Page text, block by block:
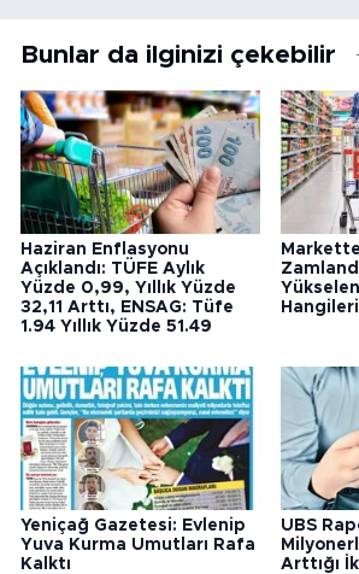
Bunlar da ilginizi çekebilir
Haziran Enflasyonu
Açıklandı: TÜFE Aylık
Yüzde 0,99, Yıllık Yüzde
32,11 Arttı, ENSAG: Tüfe
1.94 Yıllık Yüzde 51.49
Yeniçağ Gazetesi: Evlenip
Yuva Kurma Umutları Rafa
Kalktı
UBS
Arttığı